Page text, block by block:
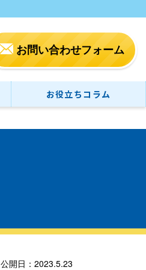
お問い合わせフォーム
お役立ちコラム
公開日：2023.5.23